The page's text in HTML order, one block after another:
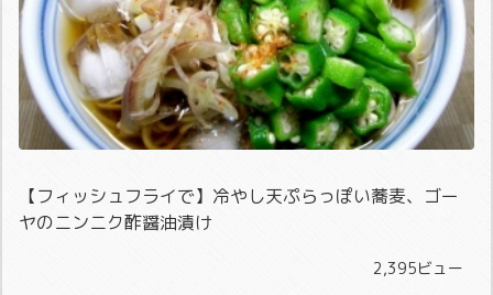
【フィッシュフライで】冷やし天ぷらっぽい蕎麦、ゴー
ヤのニンニク酢醤油漬け
2,395ビュー